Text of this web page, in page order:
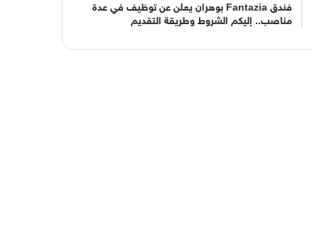
فندق Fantazia بوهران يعلن عن توظيف في عدة
مناصب.. إليكم الشروط وطريقة التقديم